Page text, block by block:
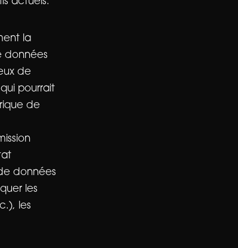
actuels.
la
données
de
pourrait
de
données
les
les